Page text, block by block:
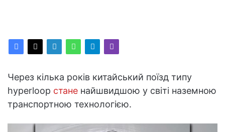
Через кілька років китайський поїзд типу
hyperloop стане найшвидшою у світі наземною
транспортною технологією.